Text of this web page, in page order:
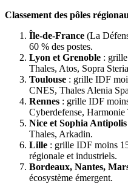
Classement des pôles
Île-de-France (La
60 % des postes.
Lyon et Grenoble :
Thales, Atos, Sopra
Toulouse : grille IDF
CNES, Thales Alenia
Rennes : grille IDF
Cyberdefense, Harmonie
Nice et Sophia Antipolis
Thales, Arkadin.
Lille : grille IDF moins
régionale et industriels.
Bordeaux, Nantes,
écosystème émergent.